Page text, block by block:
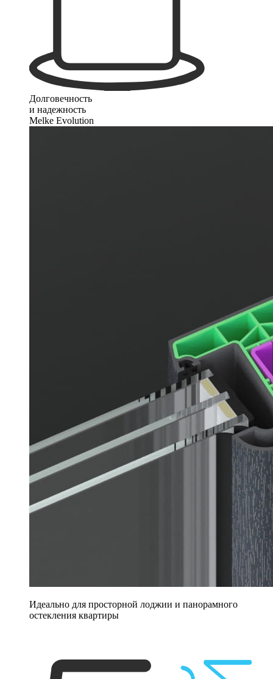
Долговечность
и надежность
Melke Evolution
Идеально для просторной лоджии и панорамного
остекления квартиры